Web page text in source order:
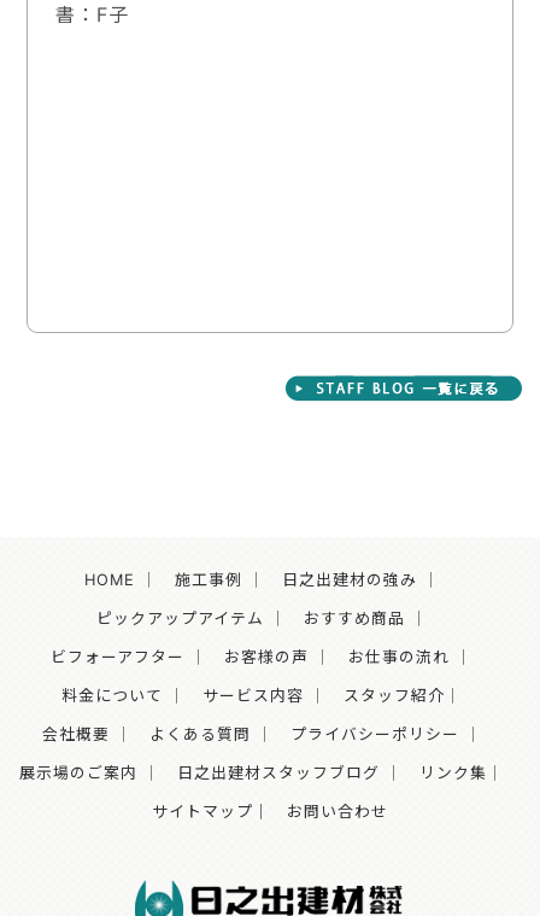
書：F子
HOME 施工事例 日之出建材の強み
ピックアップアイテム おすすめ商品
ビフォーアフター お客様の声 お仕事の流れ
料金について サービス内容 スタッフ紹介
会社概要 よくある質問 プライバシーポリシー
展示場のご案内 日之出建材スタッフブログ リンク集
サイトマップ｜ お問い合わせ